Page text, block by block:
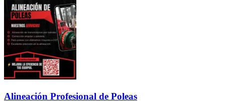
Alineación Profesional de Poleas